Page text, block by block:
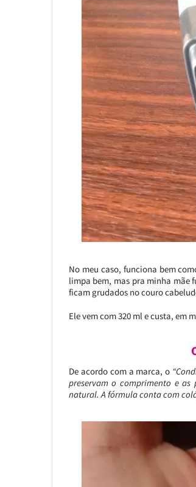
No meu caso, funciona bem
limpa bem, mas pra minha mãe
ficam grudados no couro
Ele vem com 320 ml e custa, em
De acordo com a marca, o
preservam o comprimento e
natural. A fórmula conta com